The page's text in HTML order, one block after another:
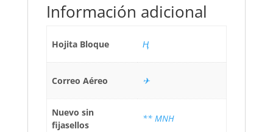
Información adicional
Hojita Bloque Ң
Correo Aéreo ✈
Nuevo sin
fijasellos
** MNH